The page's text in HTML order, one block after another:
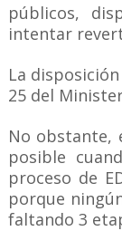
públicos,
intentar
La
25 del
No obstante,
posible
proceso de
porque
faltando 3